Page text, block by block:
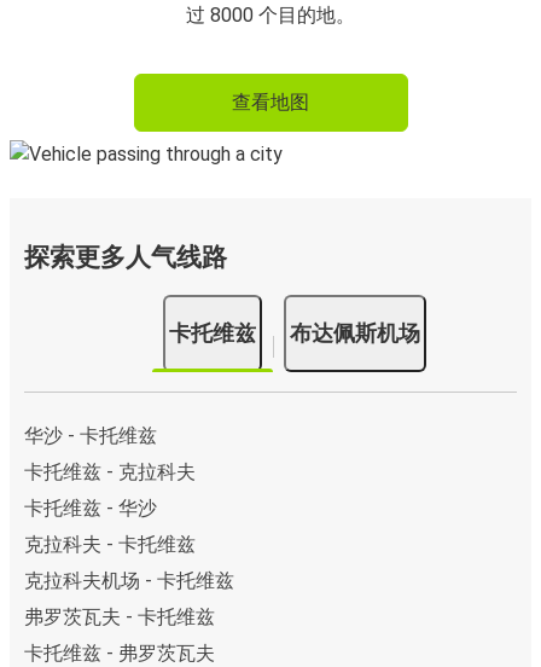
过 8000 个目的地。
查看地图
探索更多人气线路
卡托维兹 布达佩斯机场
华沙 - 卡托维兹
卡托维兹 - 克拉科夫
卡托维兹 - 华沙
克拉科夫 - 卡托维兹
克拉科夫机场 - 卡托维兹
弗罗茨瓦夫 - 卡托维兹
卡托维兹 - 弗罗茨瓦夫